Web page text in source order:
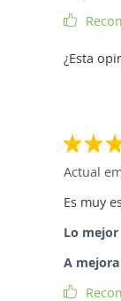
¿Esta
Actual
Es muy
Lo mejor
A